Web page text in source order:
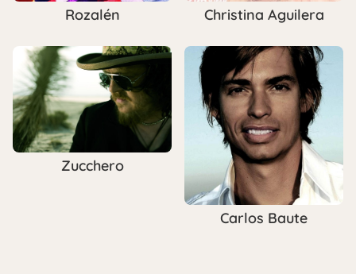
Rozalén Christina Aguilera
Zucchero
Carlos Baute